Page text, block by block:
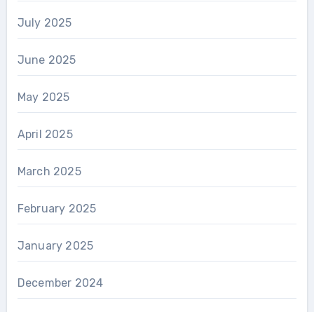
July 2025
June 2025
May 2025
April 2025
March 2025
February 2025
January 2025
December 2024